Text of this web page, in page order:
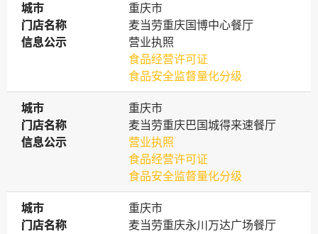
城市
城市
重庆市
门店名称
门店名称
麦当劳重庆国博中心餐厅
信息公示
信息公示
营业执照
食品经营许可证
食品安全监督量化分级
城市
城市
重庆市
门店名称
门店名称
麦当劳重庆巴国城得来速餐厅
信息公示
信息公示
营业执照
食品经营许可证
食品安全监督量化分级
城市
城市
重庆市
门店名称
门店名称
麦当劳重庆永川万达广场餐厅